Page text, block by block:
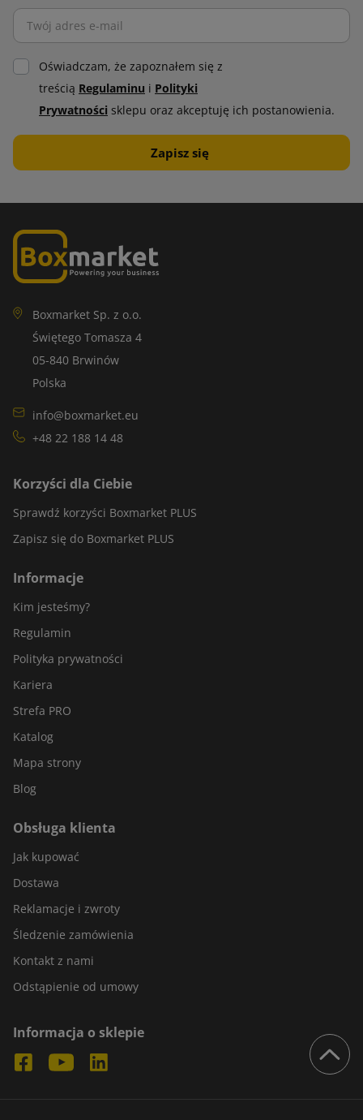
Oświadczam, że zapoznałem się z
treścią Regulaminu i Polityki
Prywatności sklepu oraz akceptuję ich postanowienia.
Boxmarket Sp. z o.o.
Świętego Tomasza 4
05-840 Brwinów
Polska
info@boxmarket.eu
+48 22 188 14 48
Korzyści dla Ciebie
Sprawdź korzyści Boxmarket PLUS
Zapisz się do Boxmarket PLUS
Informacje
Kim jesteśmy?
Regulamin
Polityka prywatności
Kariera
Strefa PRO
Katalog
Mapa strony
Blog
Obsługa klienta
Jak kupować
Dostawa
Reklamacje i zwroty
Śledzenie zamówienia
Kontakt z nami
Odstąpienie od umowy
Informacja o sklepie